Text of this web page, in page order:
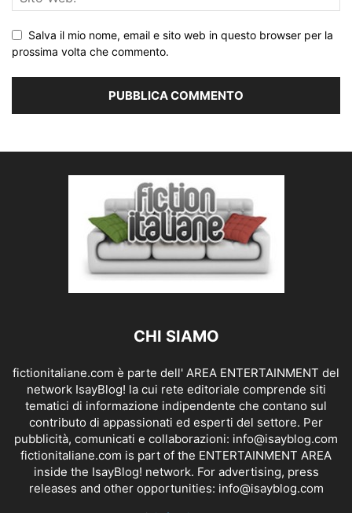
Salva il mio nome, email e sito web in questo browser per la
prossima volta che commento.
CHI SIAMO
fictionitaliane.com è parte dell' AREA ENTERTAINMENT del
network IsayBlog! la cui rete editoriale comprende siti
tematici di informazione indipendente che contano sul
contributo di appassionati ed esperti del settore. Per
pubblicità, comunicati e collaborazioni: info@isayblog.com
fictionitaliane.com is part of the ENTERTAINMENT AREA
inside the IsayBlog! network. For advertising, press
releases and other opportunities: info@isayblog.com